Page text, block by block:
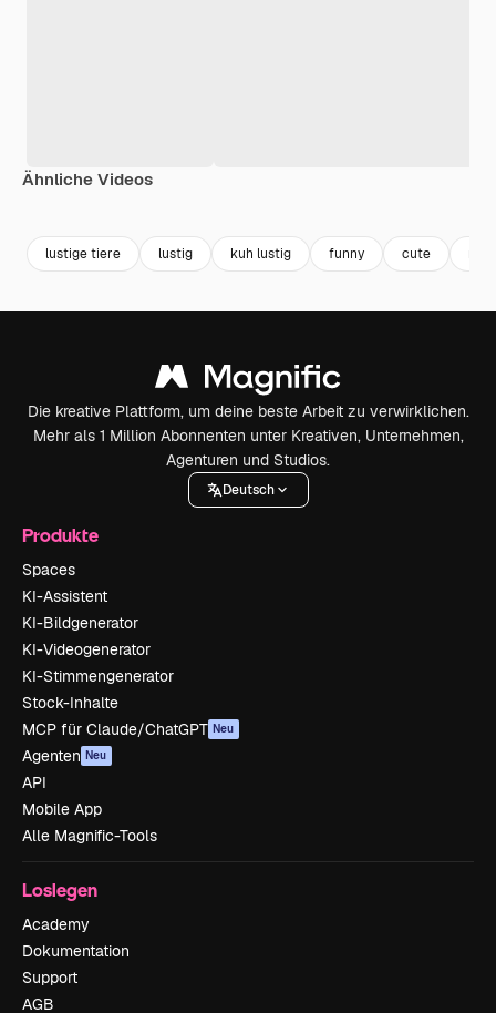
Ähnliche Videos
lustige tiere lustig kuh lustig funny cute
Die kreative Plattform, um deine beste Arbeit zu verwirklichen.
Mehr als 1 Million Abonnenten unter Kreativen, Unternehmen,
Agenturen und Studios.
Deutsch
Produkte
Spaces
KI-Assistent
KI-Bildgenerator
KI-Videogenerator
KI-Stimmengenerator
Stock-Inhalte
MCP für Claude/ChatGPT Neu
Agenten Neu
API
Mobile App
Alle Magnific-Tools
Loslegen
Academy
Dokumentation
Support
AGB